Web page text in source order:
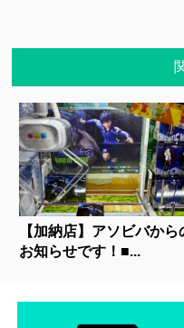
【加納店】アソビバから
お知らせです！■...